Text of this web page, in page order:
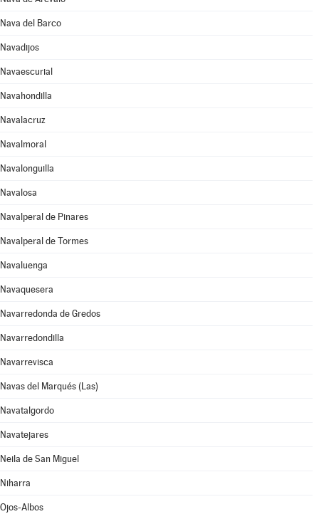
Nava del Barco
Navadijos
Navaescurial
Navahondilla
Navalacruz
Navalmoral
Navalonguilla
Navalosa
Navalperal de Pinares
Navalperal de Tormes
Navaluenga
Navaquesera
Navarredonda de Gredos
Navarredondilla
Navarrevisca
Navas del Marqués (Las)
Navatalgordo
Navatejares
Neila de San Miguel
Niharra
Ojos-Albos